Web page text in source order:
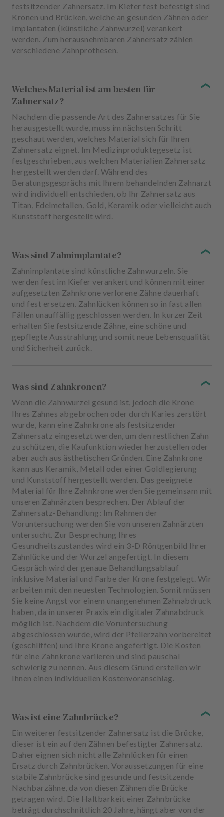
festsitzender Zahnersatz. Im Kiefer fest befestigt sind
Kronen und Brücken, welche an gesunden Zähnen oder
Implantaten (künstliche Zahnwurzel) verankert
werden. Zum herausnehmbaren Zahnersatz zählen
verschiedene Zahnprothesen.
Welches Material ist am besten für
Zahnersatz?
Nachdem die passende Art des Zahnersatzes für Sie
herausgestellt wurde, muss im nächsten Schritt
geschaut werden, welches Material sich für Ihren
Zahnersatz eignet. Im Medizinproduktegesetz ist
festgeschrieben, aus welchen Materialien Zahnersatz
hergestellt werden darf. Während des
Beratungsgesprächs mit Ihrem behandelnden Zahnarzt
wird individuell entschieden, ob Ihr Zahnersatz aus
Titan, Edelmetallen, Gold, Keramik oder vielleicht auch
Kunststoff hergestellt wird.
Was sind Zahnimplantate?
Zahnimplantate sind künstliche Zahnwurzeln. Sie
werden fest im Kiefer verankert und können mit einer
aufgesetzten Zahnkrone verlorene Zähne dauerhaft
und fest ersetzen. Zahnlücken können so in fast allen
Fällen unauffällig geschlossen werden. In kurzer Zeit
erhalten Sie festsitzende Zähne, eine schöne und
gepflegte Ausstrahlung und somit neue Lebensqualität
und Sicherheit zurück.
Was sind Zahnkronen?
Wenn die Zahnwurzel gesund ist, jedoch die Krone
Ihres Zahnes abgebrochen oder durch Karies zerstört
wurde, kann eine Zahnkrone als festsitzender
Zahnersatz eingesetzt werden, um den restlichen Zahn
zu schützen, die Kaufunktion wieder herzustellen oder
aber auch aus ästhetischen Gründen. Eine Zahnkrone
kann aus Keramik, Metall oder einer Goldlegierung
und Kunststoff hergestellt werden. Das geeignete
Material für Ihre Zahnkrone werden Sie gemeinsam mit
unseren Zahnärzten besprechen. Der Ablauf der
Zahnersatz-Behandlung: Im Rahmen der
Voruntersuchung werden Sie von unseren Zahnärzten
untersucht. Zur Besprechung Ihres
Gesundheitszustandes wird ein 3-D Röntgenbild Ihrer
Zahnlücke und der Wurzel angefertigt. In diesem
Gespräch wird der genaue Behandlungsablauf
inklusive Material und Farbe der Krone festgelegt. Wir
arbeiten mit den neuesten Technologien. Somit müssen
Sie keine Angst vor einem unangenehmen Zahnabdruck
haben, da in unserer Praxis ein digitaler Zahnabdruck
möglich ist. Nachdem die Voruntersuchung
abgeschlossen wurde, wird der Pfeilerzahn vorbereitet
(geschliffen) und Ihre Krone angefertigt. Die Kosten
für eine Zahnkrone variieren und sind pauschal
schwierig zu nennen. Aus diesem Grund erstellen wir
Ihnen einen individuellen Kostenvoranschlag.
Was ist eine Zahnbrücke?
Ein weiterer festsitzender Zahnersatz ist die Brücke,
dieser ist ein auf den Zähnen befestigter Zahnersatz.
Daher eignen sich nicht alle Zahnlücken für einen
Ersatz durch Zahnbrücken. Voraussetzungen für eine
stabile Zahnbrücke sind gesunde und festsitzende
Nachbarzähne, da von diesen Zähnen die Brücke
getragen wird. Die Haltbarkeit einer Zahnbrücke
beträgt durchschnittlich 20 Jahre, hängt aber von der